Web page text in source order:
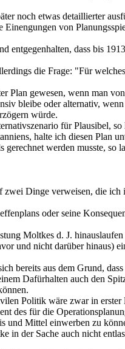
noch etwas detaillierter
Einengungen von
entgegenhalten, dass bis
die Frage: "Für
Plan gewesen, wenn man
bleibe oder alternativ,
würde.
für Plausibel,
halte ich diesen Plan
gerechnet werden musste,
zwei Dinge verweisen, die
oder seine
Moltkes d. J.
und nicht darüber hinaus)
bereits aus dem Grund,
Dafürhalten auch den
Politik wäre zwar in erster
des für die
und Mittel einwerben zu
in der Sache auch nicht